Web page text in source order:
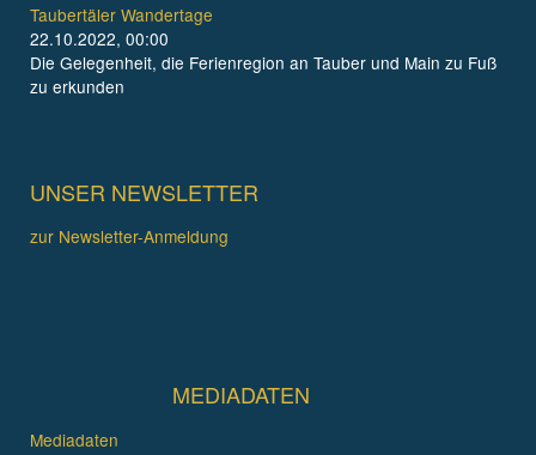
Taubertäler Wandertage
22.10.2022, 00:00
Die Gelegenheit, die Ferienregion an Tauber und Main zu Fuß
zu erkunden
UNSER NEWSLETTER
zur Newsletter-Anmeldung
MEDIADATEN
Mediadaten